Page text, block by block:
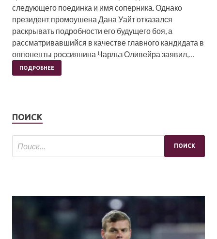
следующего поединка и имя соперника. Однако
президент промоушена Дана Уайт отказался
раскрывать подробности его будущего боя, а
рассматривавшийся в качестве главного кандидата в
оппоненты россиянина Чарльз Оливейра заявил,…
ПОДРОБНЕЕ
ПОИСК